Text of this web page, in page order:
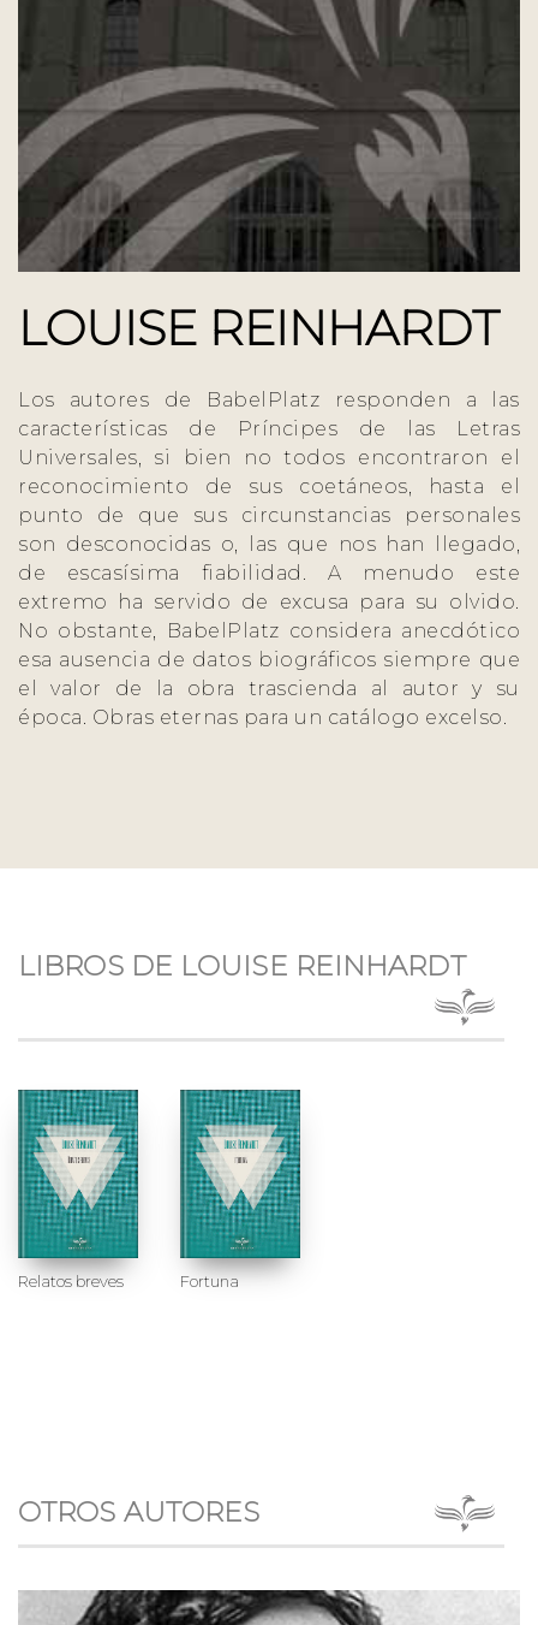
LOUISE REINHARDT
Los autores de BabelPlatz responden a las
características de Príncipes de las Letras
Universales, si bien no todos encontraron el
reconocimiento de sus coetáneos, hasta el
punto de que sus circunstancias personales
son desconocidas o, las que nos han llegado,
de escasísima fiabilidad. A menudo este
extremo ha servido de excusa para su olvido.
No obstante, BabelPlatz considera anecdótico
esa ausencia de datos biográficos siempre que
el valor de la obra trascienda al autor y su
época. Obras eternas para un catálogo excelso.
LIBROS DE LOUISE REINHARDT
Relatos breves Fortuna
OTROS AUTORES